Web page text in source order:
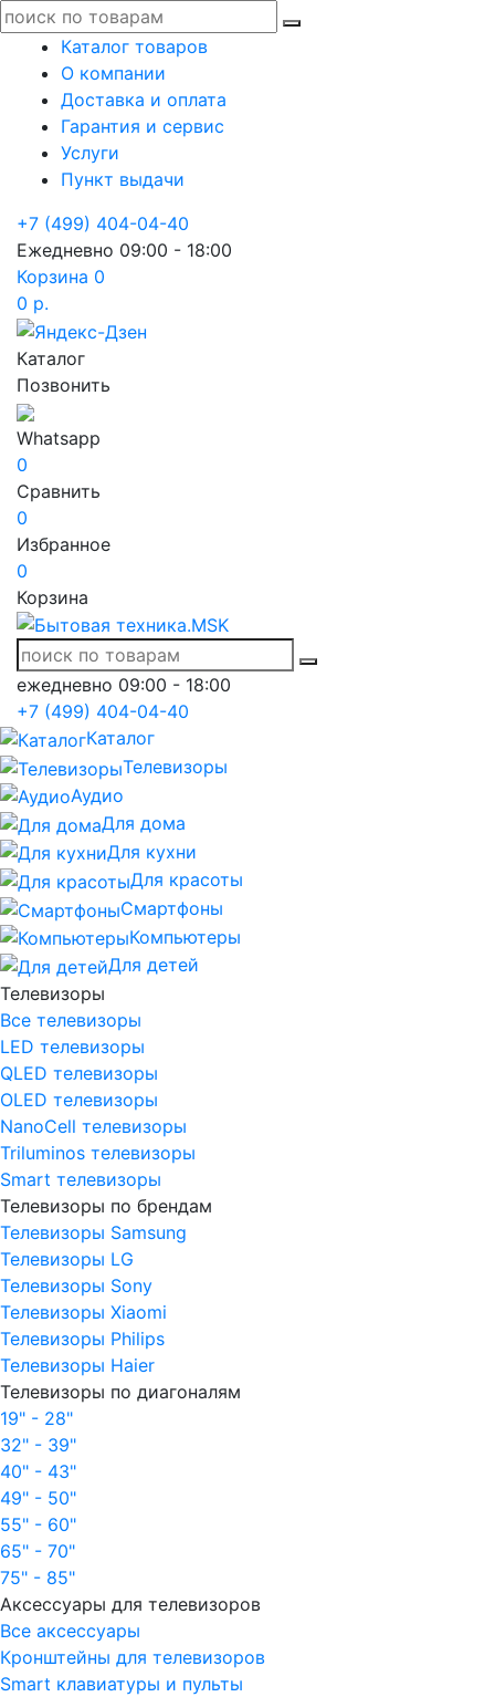
Каталог товаров
О компании
Доставка и оплата
Гарантия и сервис
Услуги
Пункт выдачи
+7 (499) 404-04-40
Ежедневно 09:00 - 18:00
Корзина 0
0 р.
Каталог
Позвонить
Whatsapp
0
Сравнить
0
Избранное
0
Корзина
ежедневно 09:00 - 18:00
+7 (499) 404-04-40
Каталог
Телевизоры
Аудио
Для дома
Для кухни
Для красоты
Смартфоны
Компьютеры
Для детей
Телевизоры
Все телевизоры
LED телевизоры
QLED телевизоры
OLED телевизоры
NanoCell телевизоры
Triluminos телевизоры
Smart телевизоры
Телевизоры по брендам
Телевизоры Samsung
Телевизоры LG
Телевизоры Sony
Телевизоры Xiaomi
Телевизоры Philips
Телевизоры Haier
Телевизоры по диагоналям
19" - 28"
32" - 39"
40" - 43"
49" - 50"
55" - 60"
65" - 70"
75" - 85"
Аксессуары для телевизоров
Все аксессуары
Кронштейны для телевизоров
Smart клавиатуры и пульты